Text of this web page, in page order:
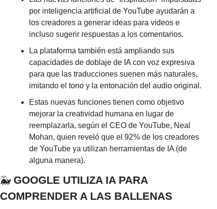
por inteligencia artificial de YouTube ayudarán a
los creadores a generar ideas para videos e
incluso sugerir respuestas a los comentarios.
La plataforma también está ampliando sus
capacidades de doblaje de IA con voz expresiva
para que las traducciones suenen más naturales,
imitando el tono y la entonación del audio original.
Estas nuevas funciones tienen como objetivo
mejorar la creatividad humana en lugar de
reemplazarla, según el CEO de YouTube, Neal
Mohan, quien reveló que el 92% de los creadores
de YouTube ya utilizan herramientas de IA (de
alguna manera).
🐳 GOOGLE UTILIZA IA PARA
COMPRENDER A LAS BALLENAS